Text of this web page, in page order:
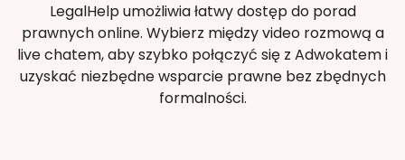
LegalHelp umożliwia łatwy dostęp do porad
prawnych online. Wybierz między video rozmową a
live chatem, aby szybko połączyć się z Adwokatem i
uzyskać niezbędne wsparcie prawne bez zbędnych
formalności.